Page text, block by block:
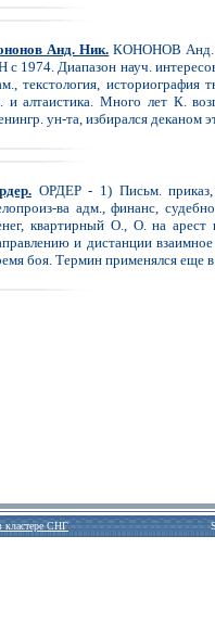
Анд. Ник. КОНОНОВ Анд.
с 1974. Диапазон науч.
текстология, историография
и алтаистика. Много лет К.
ун-та, избирался деканом
ОРДЕР - 1) Письм. приказ,
ва адм., финанс,
квартирный О., О. на
и дистанции
боя. Термин применялся еще
кластере СНГ